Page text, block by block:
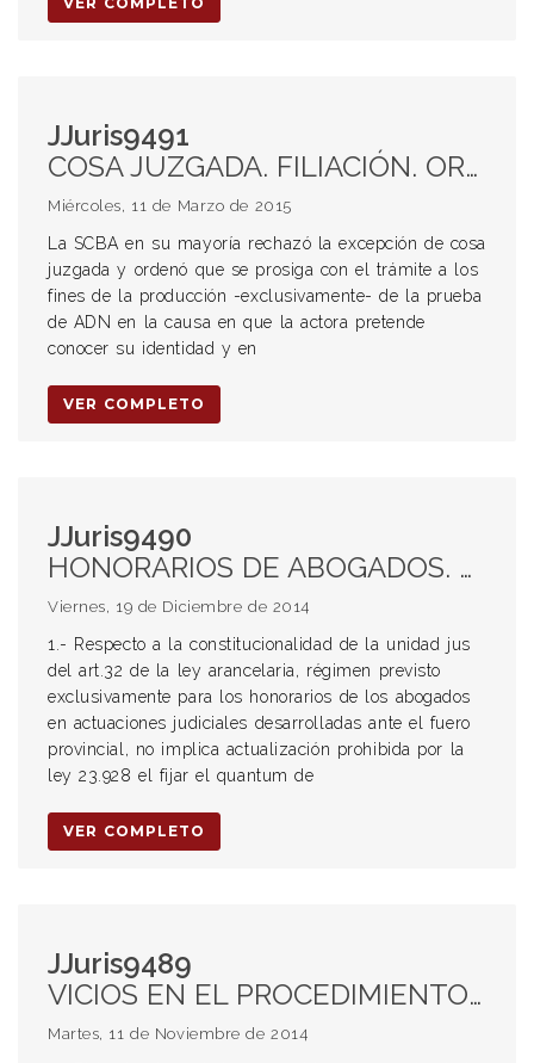
JJuris9491
COSA JUZGADA. FILIACIÓN. ORDEN PÚBLICO. DERECHO A LA IDENTIDAD-
Miércoles, 11 de Marzo de 2015
La SCBA en su mayoría rechazó la excepción de cosa
juzgada y ordenó que se prosiga con el trámite a los
fines de la producción -exclusivamente- de la prueba
de ADN en la causa en que la actora pretende
conocer su identidad y en
VER COMPLETO
JJuris9490
HONORARIOS DE ABOGADOS. CONSTITUCIONALIDAD DEL ART. 32 LEY 6767. UNIDAD JUS. DEUDA DE VALOR. MOMENTO DE PAGO. INAPLICABILIDAD DE LA LEY 23.928. CARÁCTER ALIMENTARIO DE LOS HONORARIOS PROFESIONALES. INTERÉS MORATORIO. RESARCIMIENTO POR EL USO MOROSO DEL CAPITAL.
Viernes, 19 de Diciembre de 2014
1.- Respecto a la constitucionalidad de la unidad jus
del art.32 de la ley arancelaria, régimen previsto
exclusivamente para los honorarios de los abogados
en actuaciones judiciales desarrolladas ante el fuero
provincial, no implica actualización prohibida por la
ley 23.928 el fijar el quantum de
VER COMPLETO
JJuris9489
VICIOS EN EL PROCEDIMIENTO JUDICIAL. ERROR IN PROCEDENDO. INCORPORACIÓN DE PRUEBA LUEGO DE CLAUSURADO EL PERÍODO PROBATORIO. AFECTACIÓN AL DEBIDO PROCESO Y AL DERECHO DE DEFENSA EN JUICIO. DECLARACIÓN DE NULIDAD DE OFICIO.
Martes, 11 de Noviembre de 2014